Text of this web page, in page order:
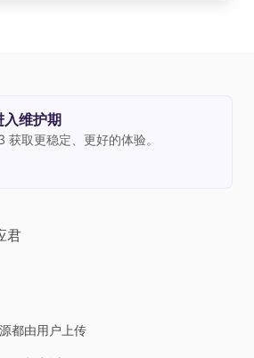
入维护期
获取更稳定、更好的体验。
君
都由用户上传